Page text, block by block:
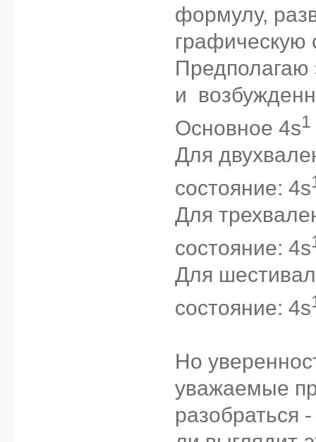
формулу,
графическую
Предполагаю
и
Основное 4s1
Для
состояние: 4s
Для
состояние: 4s
Для
состояние: 4s
Но
уважаемые
разобраться